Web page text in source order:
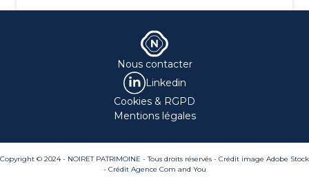
Nous contacter
Linkedin
Cookies & RGPD
Mentions légales
Copyright © 2024 - NOIRET PATRIMOINE - Tous droits réservés - Crédit image Adobe Stock
- Crédit Agence Com and You